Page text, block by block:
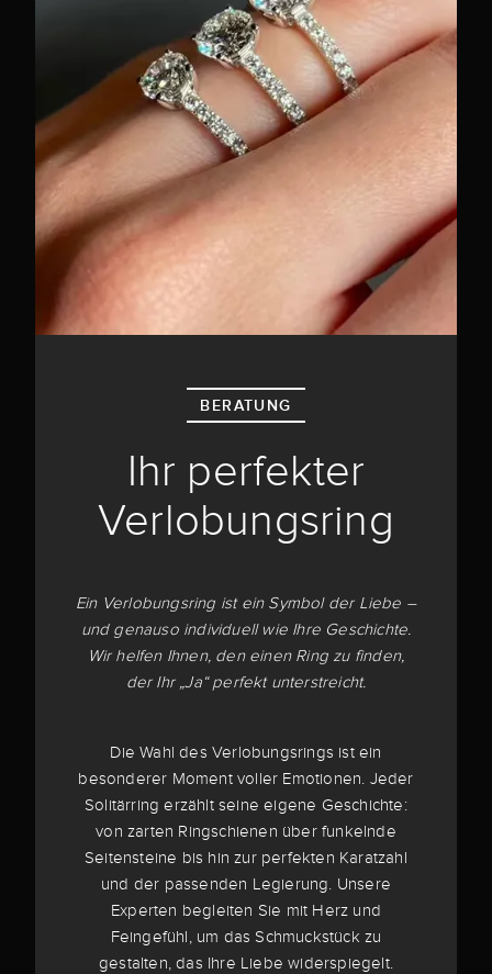
BERATUNG
Ihr perfekter
Verlobungsring
Ein Verlobungsring ist ein Symbol der Liebe –
und genauso individuell wie Ihre Geschichte.
Wir helfen Ihnen, den einen Ring zu finden,
der Ihr „Ja“ perfekt unterstreicht.
Die Wahl des Verlobungsrings ist ein
besonderer Moment voller Emotionen. Jeder
Solitärring erzählt seine eigene Geschichte:
von zarten Ringschienen über funkelnde
Seitensteine bis hin zur perfekten Karatzahl
und der passenden Legierung. Unsere
Experten begleiten Sie mit Herz und
Feingefühl, um das Schmuckstück zu
gestalten, das Ihre Liebe widerspiegelt.